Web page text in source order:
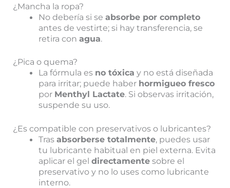
¿Mancha la ropa?
No debería si se absorbe por completo
antes de vestirte; si hay transferencia, se
retira con agua.
¿Pica o quema?
La fórmula es no tóxica y no está diseñada
para irritar; puede haber hormigueo fresco
por Menthyl Lactate. Si observas irritación,
suspende su uso.
¿Es compatible con preservativos o lubricantes?
Tras absorberse totalmente, puedes usar
tu lubricante habitual en piel externa. Evita
aplicar el gel directamentesobre el
preservativo y no lo uses como lubricante
interno.